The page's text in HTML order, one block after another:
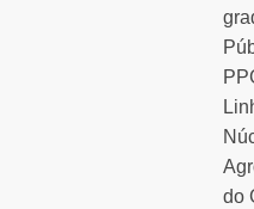
do